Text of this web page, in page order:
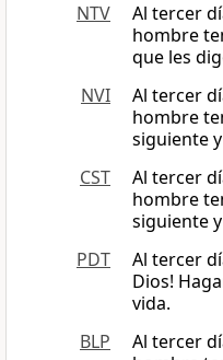
NTV
Al tercer
hombre
que les
NVI
Al tercer
hombre
siguiente
CST
Al tercer
hombre
siguiente
PDT
Al tercer
Dios!
vida.
BLP
Al tercer